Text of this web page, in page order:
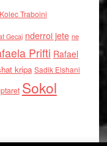
Kolec Traboini
Gecaj nderroi jete ne
Prifti Rafael
kripa Sadik Elshani
Sokol